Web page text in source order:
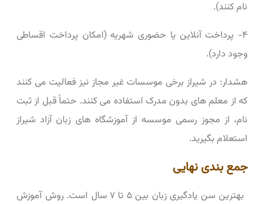
‌نام کنند).
۴- پرداخت آنلاین یا حضوری شهریه (امکان پرداخت اقساطی
وجود دارد).
هشدار: در شیراز برخی موسسات غیر مجاز نیز فعالیت می ‌کنند
که از معلم‌ های بدون مدرک استفاده می ‌کنند. حتماً قبل از ثبت
‌نام، از مجوز رسمی موسسه از آموزشگاه‌ های زبان آزاد شیراز
استعلام بگیرید.
جمع ‌بندی نهایی
بهترین سن یادگیری زبان بین ۵ تا ۷ سال است. روش آموزش